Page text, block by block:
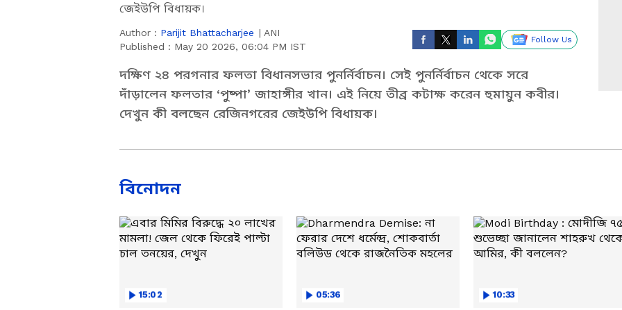
জেইউপি বিধায়ক।
Author : Parijit Bhattacharjee | ANI
Published : May 20 2026, 06:04 PM IST
Follow Us
দক্ষিণ ২৪ পরগনার ফলতা বিধানসভার পুনর্নির্বাচন। সেই পুনর্নির্বাচন থেকে সরে
দাঁড়ালেন ফলতার ‘পুষ্পা’ জাহাঙ্গীর খান। এই নিয়ে তীব্র কটাক্ষ করেন হুমায়ুন কবীর।
দেখুন কী বলছেন রেজিনগরের জেইউপি বিধায়ক।
বিনোদন
15:02 05:36 10:33